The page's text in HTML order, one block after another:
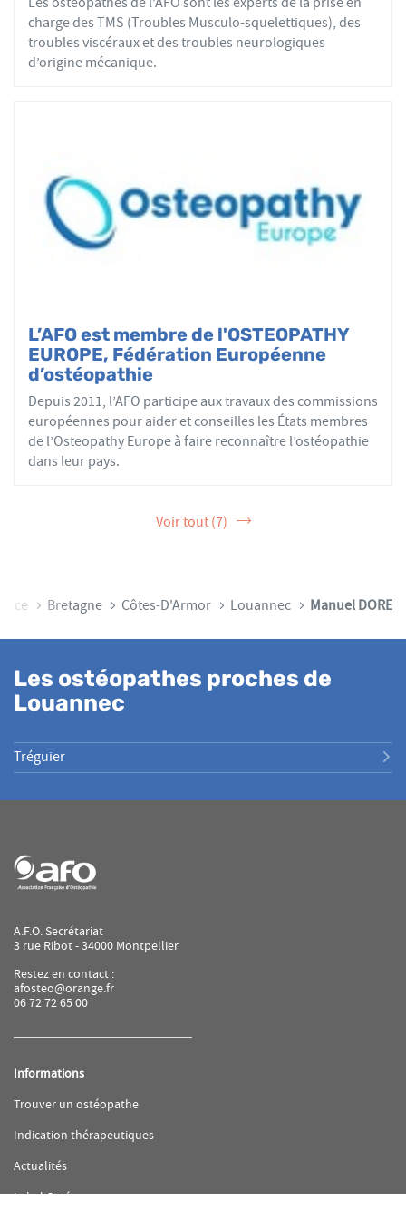
charge des TMS (Troubles Musculo-squelettiques), des
troubles viscéraux et des troubles neurologiques
d’origine mécanique.
L’AFO est membre de l'OSTEOPATHY
EUROPE, Fédération Européenne
d’ostéopathie
Depuis 2011, l’AFO participe aux travaux des commissions
européennes pour aider et conseilles les États membres
de l’Osteopathy Europe à faire reconnaître l’ostéopathie
dans leur pays.
Voir tout (7)
Bretagne Côtes-D'Armor Louannec Manuel DORE
Les ostéopathes proches de
Louannec
Tréguier
A.F.O. Secrétariat
3 rue Ribot - 34000 Montpellier
Restez en contact :
afosteo@orange.fr
06 72 72 65 00
Informations
Trouver un ostéopathe(ouvre
une
Indication thérapeutiques
Actualités
une
Label Ostéo(ouvre